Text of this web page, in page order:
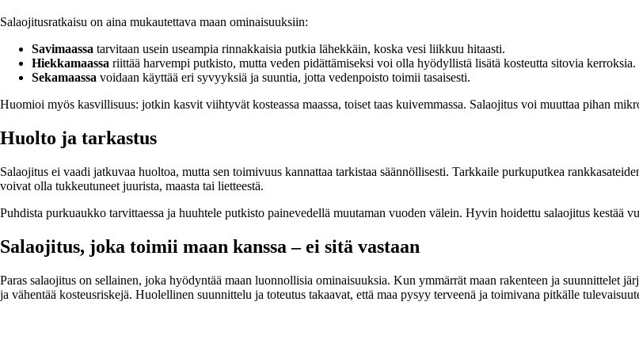
Salaojitusratkaisu on aina mukautettava maan ominaisuuksiin:
Savimaassa tarvitaan usein useampia rinnakkaisia putkia lähekkäin, koska vesi liikkuu hitaasti.
Hiekkamaassa riittää harvempi putkisto, mutta veden pidättämiseksi voi olla hyödyllistä lisätä kosteutta sitovia kerroksia.
Sekamaassa voidaan käyttää eri syvyyksiä ja suuntia, jotta vedenpoisto toimii tasaisesti.
Huomioi myös kasvillisuus: jotkin kasvit viihtyvät kosteassa maassa, toiset taas kuivemmassa. Salaojitus voi muuttaa pihan
Huolto ja tarkastus
Salaojitus ei vaadi jatkuvaa huoltoa, mutta sen toimivuus kannattaa tarkistaa säännöllisesti. Tarkkaile purkuputkea
voivat olla tukkeutuneet juurista, maasta tai lietteestä.
Puhdista purkuaukko tarvittaessa ja huuhtele putkisto painevedellä muutaman vuoden välein. Hyvin hoidettu salaojitus kestää
Salaojitus, joka toimii maan kanssa – ei sitä vastaan
Paras salaojitus on sellainen, joka hyödyntää maan luonnollisia ominaisuuksia. Kun ymmärrät maan rakenteen ja suunnittelet
ja vähentää kosteusriskejä. Huolellinen suunnittelu ja toteutus takaavat, että maa pysyy terveenä ja toimivana pitkälle